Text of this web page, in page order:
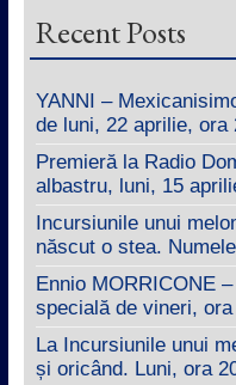
Recent Posts
YANNI –
de luni, 22 aprilie, ora
Premieră la Radio
albastru, luni, 15
Incursiunile unui
născut o stea.
Ennio MORRICONE
specială de vineri, ora
La Incursiunile unui
și oricând. Luni, ora